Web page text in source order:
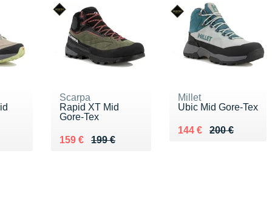
Scarpa
Rapid XT Mid
Gore-Tex
199 €
Au lieu de 199 €
159 €
Vendu 159 €
Millet
Ubic Mid Gore-Tex
200 €
Au lieu de 200 €
144 €
Vendu 144 €